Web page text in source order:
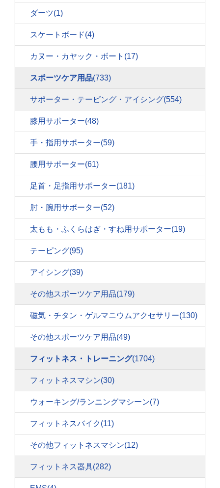
ダーツ(1)
スケートボード(4)
カヌー・カヤック・ボート (17)
スポーツケア用品(733)
サポーター・テーピング・アイシング(554)
膝用サポーター(48)
手・指用サポーター(59)
腰用サポーター(61)
足首・足指用サポーター(181)
肘・腕用サポーター(52)
太もも・ふくらはぎ・すね用サポーター(19)
テーピング(95)
アイシング(39)
その他スポーツケア用品(179)
磁気・チタン・ゲルマニウムアクセサリー(130)
その他スポーツケア用品(49)
フィットネス・トレーニング(1704)
フィットネスマシン(30)
ウォーキング/ランニングマシーン(7)
フィットネスバイク(11)
その他フィットネスマシン(12)
フィットネス器具(282)